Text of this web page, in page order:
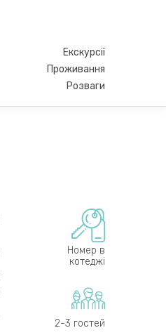
Екскурсії
Проживання
Розваги
Номер в
котеджі
2-3 гостей